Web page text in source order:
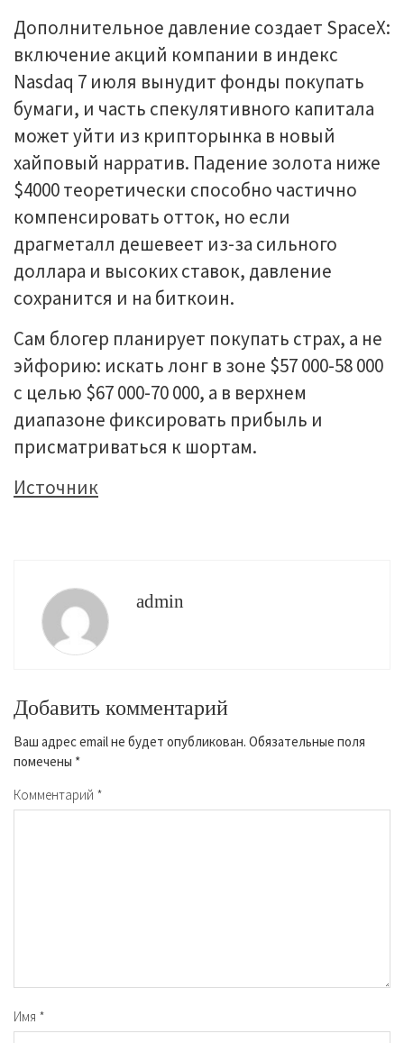
Дополнительное давление создает SpaceX:
включение акций компании в индекс
Nasdaq 7 июля вынудит фонды покупать
бумаги, и часть спекулятивного капитала
может уйти из крипторынка в новый
хайповый нарратив. Падение золота ниже
$4000 теоретически способно частично
компенсировать отток, но если
драгметалл дешевеет из-за сильного
доллара и высоких ставок, давление
сохранится и на биткоин.
Сам блогер планирует покупать страх, а не
эйфорию: искать лонг в зоне $57 000-58 000
с целью $67 000-70 000, а в верхнем
диапазоне фиксировать прибыль и
присматриваться к шортам.
Источник
admin
Добавить комментарий
Ваш адрес email не будет опубликован. Обязательные поля
помечены *
Комментарий *
Имя *